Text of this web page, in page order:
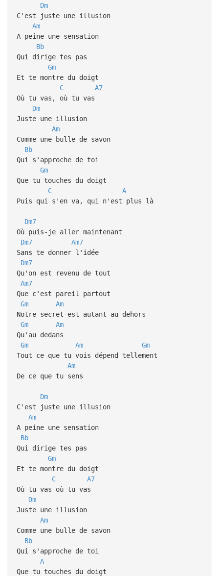
Dm
C'est juste une illusion
Am
A peine une sensation
Bb
Qui dirige tes pas
Gm
Et te montre du doigt
C
A7
Où tu vas, où tu vas
Dm
Juste une illusion
Am
Comme une bulle de savon
Bb
Qui s'approche de toi
Gm
Que tu touches du doigt
C
A
Puis qui s'en va, qui n'est plus là
Dm7
Où puis-je aller maintenant
Dm7
Am7
Sans te donner l'idée
Dm7
Qu'on est revenu de tout
Am7
Que c'est pareil partout
Gm
Am
Notre secret est autant au dehors
Gm
Am
Qu'au dedans
Gm
Am
Gm
Tout ce que tu vois dépend tellement
Am
De ce que tu sens
Dm
C'est juste une illusion
Am
A peine une sensation
Bb
Qui dirige tes pas
Gm
Et te montre du doigt
C
A7
Où tu vas où tu vas
Dm
Juste une illusion
Am
Comme une bulle de savon
Bb
Qui s'approche de toi
A
Que tu touches du doigt